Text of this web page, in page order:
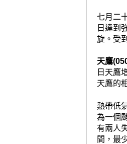
七月二
日達到
旋。受
天鷹
日天鷹
天鷹的
熱帶低
為一個
有兩人
間，最